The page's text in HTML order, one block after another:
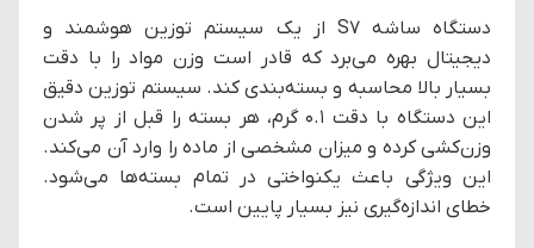
دستگاه ساشه S7 از یک سیستم توزین هوشمند و
دیجیتال بهره می‌برد که قادر است وزن مواد را با دقت
بسیار بالا محاسبه و بسته‌بندی کند. سیستم توزین دقیق
این دستگاه با دقت ۰.۱ گرم، هر بسته را قبل از پر شدن
وزن‌کشی کرده و میزان مشخصی از ماده را وارد آن می‌کند.
این ویژگی باعث یکنواختی در تمام بسته‌ها می‌شود.
خطای اندازه‌گیری نیز بسیار پایین است.